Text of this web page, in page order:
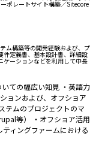
ポレートサイト構築／Sitecore
ム構築等の開発経験および、プ
件定義書、基本設計書、詳細設
ーションなどを利用して中長
ての幅広い知見 ・英語力
ョンおよび、オフショア
テムのプロジェクトのマ
等） ・オフショア活用
ィングファームにおける